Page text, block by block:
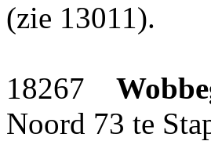
(zie 13011).
18267
Noord 73 te